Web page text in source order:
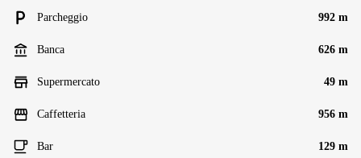
Parcheggio 992 m
Banca 626 m
Supermercato 49 m
Caffetteria 956 m
Bar 129 m